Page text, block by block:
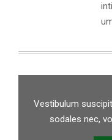
Vestibulum
sodales nec,